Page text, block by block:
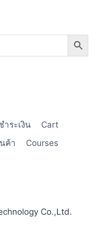
ำระเงิน
Cart
ค้า
Courses
Co.,Ltd.